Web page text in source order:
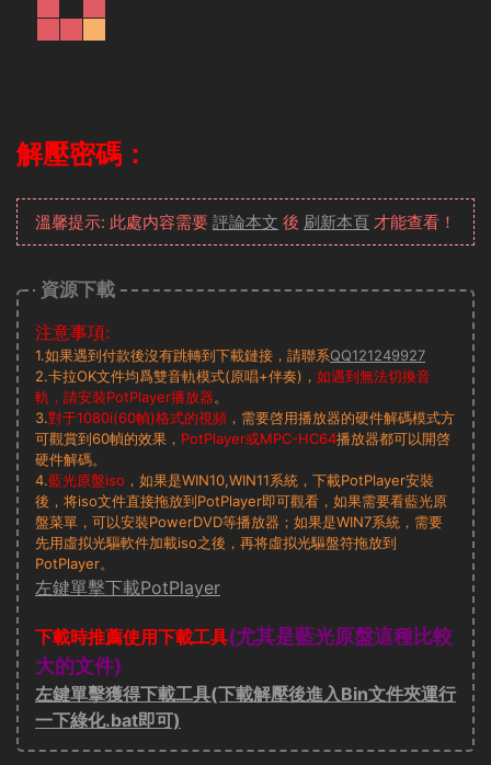
解壓密碼：
溫馨提示: 此處内容需要 評論本文 後 刷新本頁 才能查看！
資源下載
注意事項:
1.如果遇到付款後沒有跳轉到下載鏈接，請聯系QQ121249927
2.卡拉OK文件均爲雙音軌模式(原唱+伴奏)， 如遇到無法切換音
軌，請安裝PotPlayer播放器。
3.對于1080i(60幀)格式的視頻 ，需要啓用播放器的硬件解碼模式方
可觀賞到60幀的效果， PotPlayer或MPC-HC64播放器都可以開啓
硬件解碼。
4.藍光原盤iso ，如果是WIN10,WIN11系統，下載PotPlayer安裝
後，将iso文件直接拖放到PotPlayer即可觀看，如果需要看藍光原
盤菜單，可以安裝PowerDVD等播放器；如果是WIN7系統，需要
先用虛拟光驅軟件加載iso之後，再将虛拟光驅盤符拖放到
PotPlayer。
左鍵單擊下載PotPlayer
下載時推薦使用下載工具(尤其是藍光原盤這種比較
大的文件)
左鍵單擊獲得下載工具(下載解壓後進入Bin文件夾運行
一下綠化.bat即可)